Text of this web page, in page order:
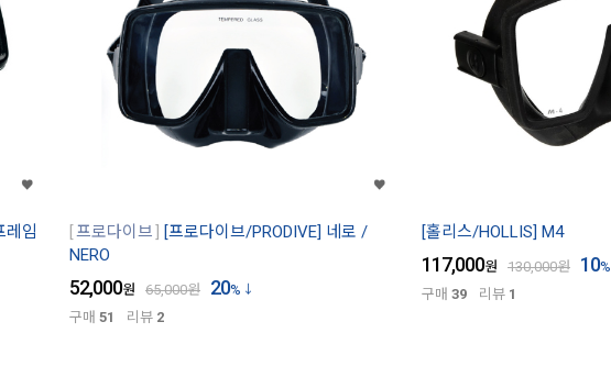
레임
프로다이브
[프로다이브/PRODIVE] 네로 /
NERO
52,000원 65,000원 20%
구매 51 리뷰 2
[홀리스/HOLLIS] M4
117,000원 130,000원 10%
구매 39 리뷰 1